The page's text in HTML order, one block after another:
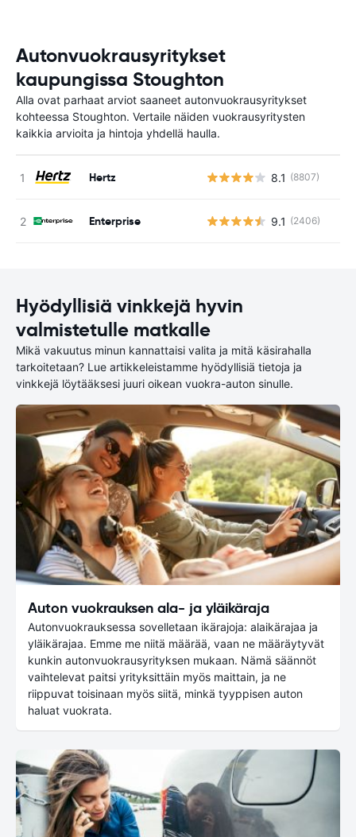
Autonvuokrausyritykset
kaupungissa Stoughton
Alla ovat parhaat arviot saaneet autonvuokrausyritykset
kohteessa Stoughton. Vertaile näiden vuokrausyritysten
kaikkia arvioita ja hintoja yhdellä haulla.
Hertz 8.1 (8807)
Enterprise 9.1 (2406)
Hyödyllisiä vinkkejä hyvin
valmistetulle matkalle
Mikä vakuutus minun kannattaisi valita ja mitä käsirahalla
tarkoitetaan? Lue artikkeleistamme hyödyllisiä tietoja ja
vinkkejä löytääksesi juuri oikean vuokra-auton sinulle.
Auton vuokrauksen ala- ja yläikäraja
Autonvuokrauksessa sovelletaan ikärajoja: alaikärajaa ja
yläikärajaa. Emme me niitä määrää, vaan ne määräytyvät
kunkin autonvuokrausyrityksen mukaan. Nämä säännöt
vaihtelevat paitsi yrityksittäin myös maittain, ja ne
riippuvat toisinaan myös siitä, minkä tyyppisen auton
haluat vuokrata.